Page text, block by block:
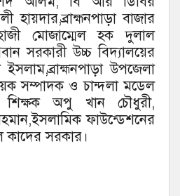
হায়দার,ব্রাহ্মনপাড়া বাজার
মোজাম্মেল হক দুলাল
সরকারী উচ্চ বিদ্যালয়ের
উপজেলা
সম্পাদক ও চান্দলা মডেল
শিক্ষক অপু খান চৌধুরী,
ফাউন্ডেশনের
কাদের সরকার।